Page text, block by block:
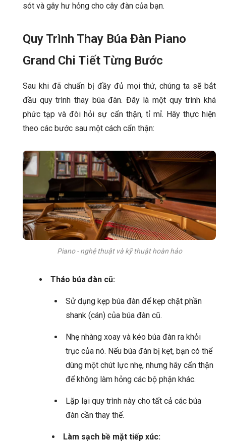
sót và gây hư hỏng cho cây đàn của bạn.
Quy Trình Thay Búa Đàn Piano
Grand Chi Tiết Từng Bước
Sau khi đã chuẩn bị đầy đủ mọi thứ, chúng ta sẽ bắt
đầu quy trình thay búa đàn. Đây là một quy trình khá
phức tạp và đòi hỏi sự cẩn thận, tỉ mỉ. Hãy thực hiện
theo các bước sau một cách cẩn thận:
Piano - nghệ thuật và kỹ thuật hoàn hảo
Tháo búa đàn cũ:
Sử dụng kẹp búa đàn để kẹp chặt phần
shank (cán) của búa đàn cũ.
Nhẹ nhàng xoay và kéo búa đàn ra khỏi
trục của nó. Nếu búa đàn bị kẹt, bạn có thể
dùng một chút lực nhẹ, nhưng hãy cẩn thận
để không làm hỏng các bộ phận khác.
Lặp lại quy trình này cho tất cả các búa
đàn cần thay thế.
Làm sạch bề mặt tiếp xúc: